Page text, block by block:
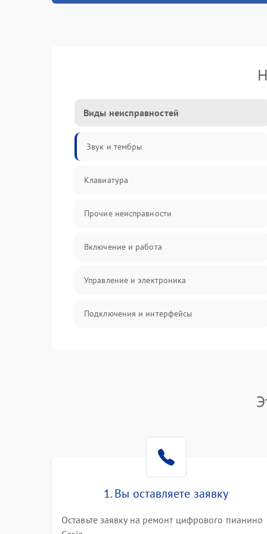
Виды неисправностей
Звук и тембры
Клавиатура
Прочие неисправности
Включение и работа
Управление и электроника
Подключения и интерфейсы
1. Вы оставляете заявку
Оставьте заявку на ремонт цифрового пианино